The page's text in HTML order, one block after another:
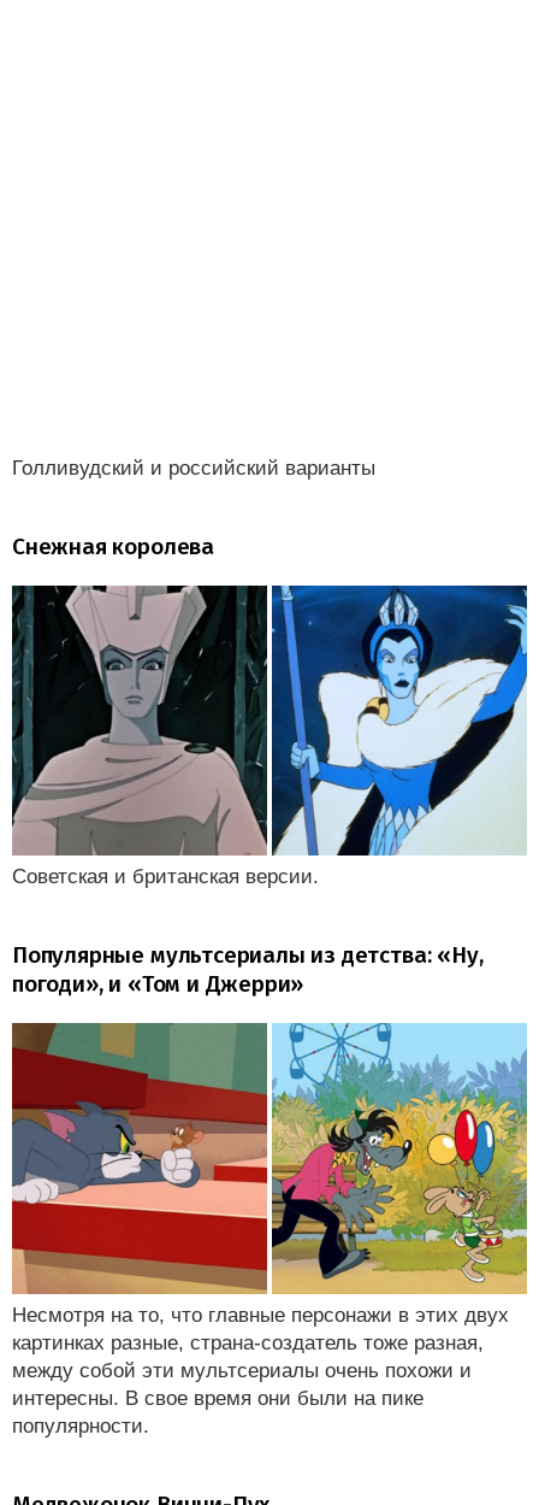
Голливудский и российский варианты
Снежная королева
Советская и британская версии.
Популярные мультсериалы из детства: «Ну,
погоди», и «Том и Джерри»
Несмотря на то, что главные персонажи в этих двух
картинках разные, страна-создатель тоже разная,
между собой эти мультсериалы очень похожи и
интересны. В свое время они были на пике
популярности.